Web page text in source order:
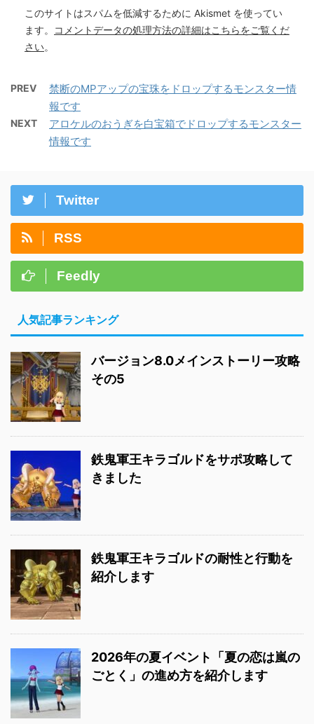
このサイトはスパムを低減するために Akismet を使ってい
ます。
コメントデータの処理方法の詳細はこちらをご覧くだ
さい。
PREV
禁断のMPアップの宝珠をドロップするモンスター情
報です
NEXT
アロケルのおうぎを白宝箱でドロップするモンスター
情報です
Twitter
RSS
Feedly
人気記事ランキング
バージョン8.0メインストーリー攻略
その5
鉄鬼軍王キラゴルドをサポ攻略して
きました
鉄鬼軍王キラゴルドの耐性と行動を
紹介します
2026年の夏イベント「夏の恋は嵐の
ごとく」の進め方を紹介します